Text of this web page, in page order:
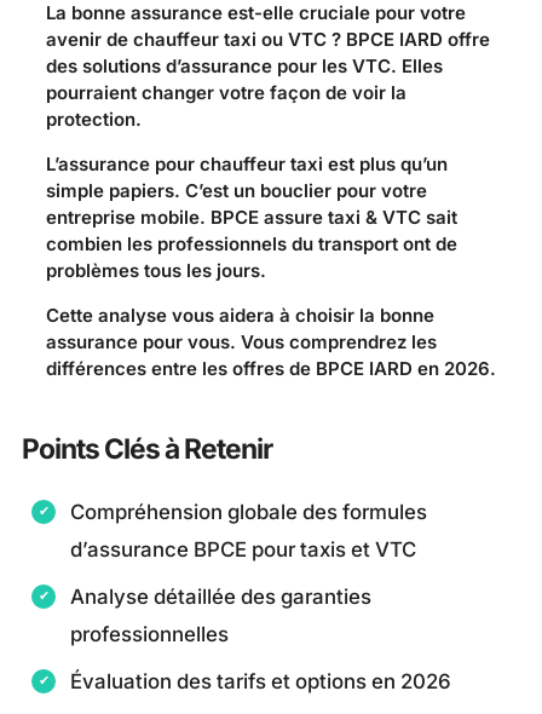
La bonne assurance est-elle cruciale pour votre
avenir de chauffeur taxi ou VTC ? BPCE IARD offre
des solutions d’assurance pour les VTC. Elles
pourraient changer votre façon de voir la
protection.
L’assurance pour chauffeur taxi est plus qu’un
simple papiers. C’est un bouclier pour votre
entreprise mobile. BPCE assure taxi & VTC sait
combien les professionnels du transport ont de
problèmes tous les jours.
Cette analyse vous aidera à choisir la bonne
assurance pour vous. Vous comprendrez les
différences entre les offres de BPCE IARD en 2026.
Points Clés à Retenir
Compréhension globale des formules
d’assurance BPCE pour taxis et VTC
Analyse détaillée des garanties
professionnelles
Évaluation des tarifs et options en 2026